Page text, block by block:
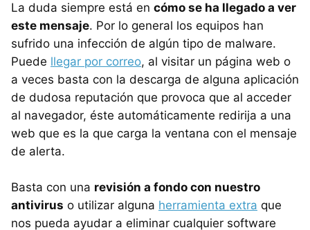
La duda siempre está en cómo se ha llegado a ver
este mensaje. Por lo general los equipos han
sufrido una infección de algún tipo de malware.
Puede llegar por correo, al visitar un página web o
a veces basta con la descarga de alguna aplicación
de dudosa reputación que provoca que al acceder
al navegador, éste automáticamente redirija a una
web que es la que carga la ventana con el mensaje
de alerta.
Basta con una revisión a fondo con nuestro
antivirus o utilizar alguna herramienta extra que
nos pueda ayudar a eliminar cualquier software